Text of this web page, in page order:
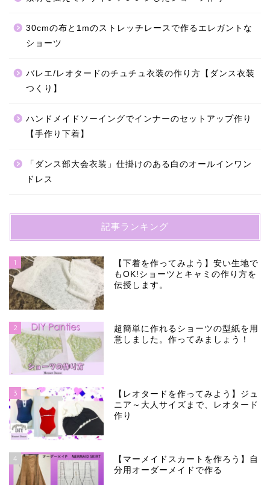
30cmの布と1mのストレッチレースで作るエレガントな
ショーツ
バレエ/レオタードのチュチュ衣装の作り方【ダンス衣装
つくり】
ハンドメイドソーイングでインナーのセットアップ作り
【手作り下着】
「ダンス部大会衣装」仕掛けのある白のオールインワン
ドレス
記事ランキング
1
【下着を作ってみよう】安い生地で
もOK!ショーツとキャミの作り方を
伝授します。
2
超簡単に作れるショーツの型紙を用
意しました。作ってみましょう！
3
【レオタードを作ってみよう】ジュ
ニア～大人サイズまで、レオタード
作り
4
【マーメイドスカートを作ろう】自
分用オーダーメイドで作る